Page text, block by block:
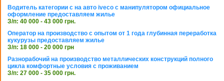
Водитель категории с на авто iveco с манипулятором официальное
оформление предоставляем жилье
З/п: 40 000 - 43 000 грн.
Оператор на производство с опытом от 1 года глубинная переработка
кукурузы предоставляем жилье
З/п: 18 000 - 20 000 грн
Разнорабочий на производство металлических конструкций полного
цикла комфортные условия с проживанием
З/п: 27 000 - 35 000 грн.